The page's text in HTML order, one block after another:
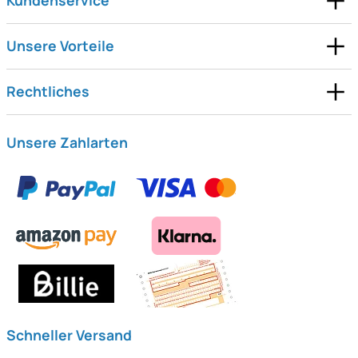
Unsere Vorteile
Rechtliches
Unsere Zahlarten
Schneller Versand